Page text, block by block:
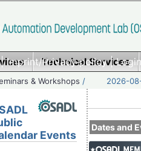
Imprint/Privacy policy|
Technical Services
& Workshops / 2026-
Dates and
Events